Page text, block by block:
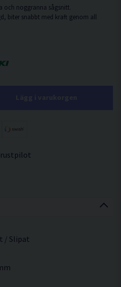
/ Slipat
och noggranna sågsnitt.
biter snabbt med kraft genom all